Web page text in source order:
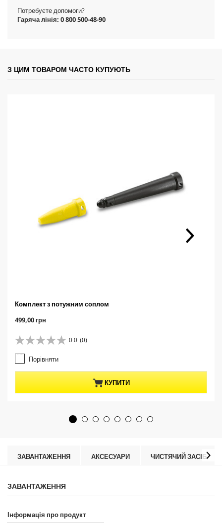
Потребуєте допомоги?
Гаряча лінія: 0 800 500-48-90
З ЦИМ ТОВАРОМ ЧАСТО КУПУЮТЬ
Комплект з потужним соплом
C
r
r
e
n
t
p
r
499,00 грн
0.0 (0)
0
.
0
з
з
Порівняти
КУПИТИ
ЗАВАНТАЖЕННЯ АКСЕСУАРИ ЧИСТЯЧИЙ ЗАСІБ
ЗАВАНТАЖЕННЯ
Інформація про продукт